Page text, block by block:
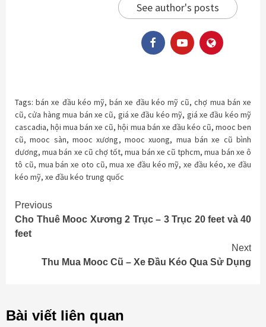
See author's posts
Tags:bán xe đầu kéo mỹ,bán xe đầu kéo mỹ cũ,chợ mua bán xe
cũ,cửa hàng mua bán xe cũ, giá xe đầu kéo mỹ, giá xe đầu kéo mỹ
cascadia,hội mua bán xe cũ,hội mua bán xe đầu kéo cũ, mooc ben
cũ,mooc sàn,mooc xương, mooc xuong, mua bán xe cũ bình
dương,mua bán xe cũ chợ tốt,mua bán xe cũ tphcm,mua bán xe ô
tô cũ, mua bán xe oto cũ,mua xe đầu kéo mỹ, xe đầu kéo,xe đầu
kéo mỹ, xe đầu kéo trung quốc
Continue
Reading
Previous
Cho Thuê Mooc Xương 2 Trục – 3 Trục 20 feet và 40
feet
Next
Thu Mua Mooc Cũ – Xe Đầu Kéo Qua Sử Dụng
Bài viết liên quan